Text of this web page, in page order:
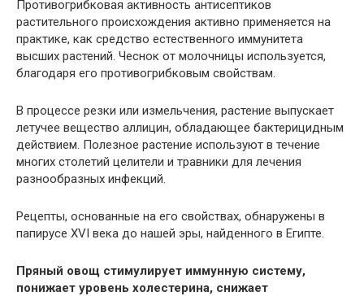
Противогрибковая активность антисептиков
растительного происхождения активно применяется на
практике, как средство естественного иммунитета
высших растений. Чеснок от молочницы используется,
благодаря его противогрибковым свойствам.
В процессе резки или измельчения, растение выпускает
летучее вещество аллицин, обладающее бактерицидным
действием. Полезное растение используют в течение
многих столетий целители и травники для лечения
разнообразных инфекций.
Рецепты, основанные на его свойствах, обнаружены в
папирусе XVI века до нашей эры, найденного в Египте.
Пряный овощ стимулирует иммунную систему,
понижает уровень холестерина, снижает